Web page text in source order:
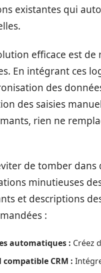
existantes qui
efficace est
En intégrant ces
des
des saisies
rien ne
de tomber dans
minutieuses
et descriptions
:
automatiques : Créez
compatible CRM :